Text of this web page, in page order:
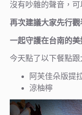
沒有吵雜的聲音，
再次建議大家先行觀
一起守護在台南的美
今天點了以下餐點跟
阿芙佳朵版提
涼柚檸